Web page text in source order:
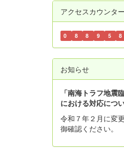
アクセスカウンター
0 8 8 9 5 8
お知らせ
「南海トラフ地震
における対応につ
令和７年２月に変
御確認ください。